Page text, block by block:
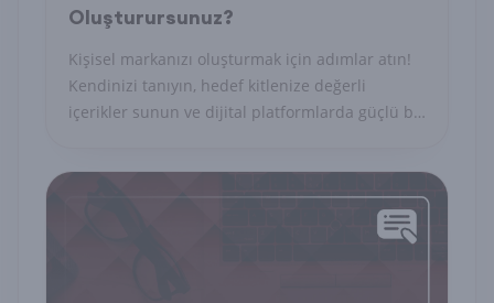
Oluşturursunuz?
Kişisel markanızı oluşturmak için adımlar atın!
Kendinizi tanıyın, hedef kitlenize değerli
içerikler sunun ve dijital platformlarda güçlü bir